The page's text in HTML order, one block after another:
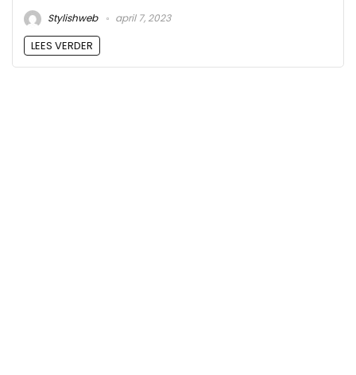
Stylishweb
april 7, 2023
LEES VERDER